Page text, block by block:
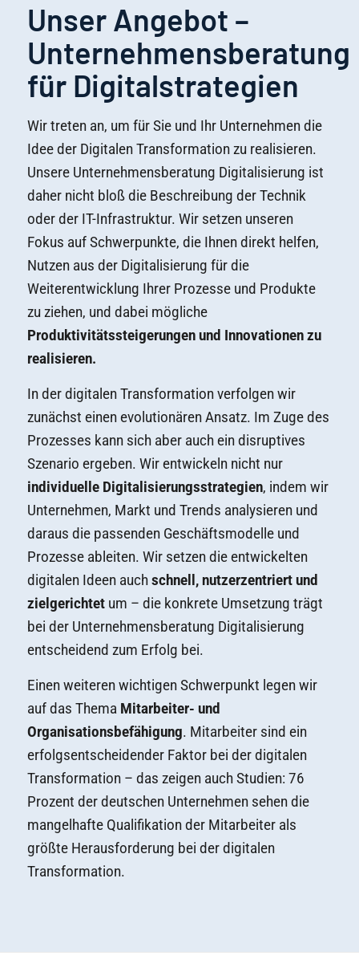
Unser Angebot –
Unternehmensberatung
für Digitalstrategien
Wir treten an, um für Sie und Ihr Unternehmen die
Idee der Digitalen Transformation zu realisieren.
Unsere Unternehmensberatung Digitalisierung ist
daher nicht bloß die Beschreibung der Technik
oder der IT-Infrastruktur. Wir setzen unseren
Fokus auf Schwerpunkte, die Ihnen direkt helfen,
Nutzen aus der Digitalisierung für die
Weiterentwicklung Ihrer Prozesse und Produkte
zu ziehen, und dabei mögliche
Produktivitätssteigerungen und Innovationen zu
realisieren.
In der digitalen Transformation verfolgen wir
zunächst einen evolutionären Ansatz. Im Zuge des
Prozesses kann sich aber auch ein disruptives
Szenario ergeben. Wir entwickeln nicht nur
individuelle Digitalisierungsstrategien, indem wir
Unternehmen, Markt und Trends analysieren und
daraus die passenden Geschäftsmodelle und
Prozesse ableiten. Wir setzen die entwickelten
digitalen Ideen auchschnell, nutzerzentriert und
zielgerichtetum – die konkrete Umsetzung trägt
bei der Unternehmensberatung Digitalisierung
entscheidend zum Erfolg bei.
Einen weiteren wichtigen Schwerpunkt legen wir
auf das Thema Mitarbeiter- und
Organisationsbefähigung. Mitarbeiter sind ein
erfolgsentscheidender Faktor bei der digitalen
Transformation – das zeigen auch Studien: 76
Prozent der deutschen Unternehmen sehen die
mangelhafte Qualifikation der Mitarbeiter als
größte Herausforderung bei der digitalen
Transformation.